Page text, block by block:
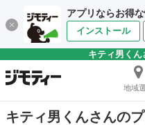
アプリならお得
インストール
キティ男く
地域
キティ男くんさんの